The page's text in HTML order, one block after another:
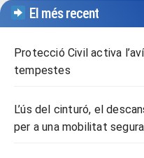
El més recent
Protecció Civil activa
tempestes
L’ús del cinturó, el
per a una mobilitat